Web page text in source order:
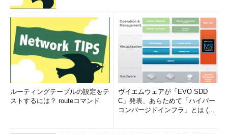
ルーティングテーブルの設定をテ
ストするには？ routeコマンド
ヴイエムウェアが「EVO SDD
C」発表、あらためて「ハイパー
コンバージドインフラ」とは (1/